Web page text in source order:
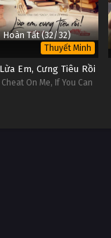
Hoàn Tất (32/32)
Thuyết Minh
Lừa Em, Cưng Tiêu Rồi
Cheat On Me, If You Can